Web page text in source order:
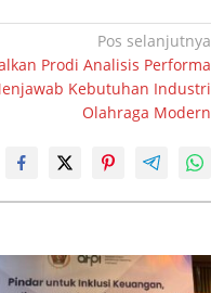
Pos selanjutnya
Prodi Analisis Performa
Kebutuhan Industri
Olahraga Modern